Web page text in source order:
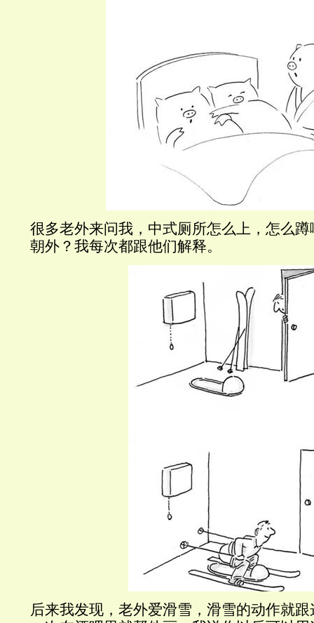
很多老外来问我，中式厕所怎么上，怎么
朝外？我每次都跟他们解释。
后来我发现，老外爱滑雪，滑雪的动作就